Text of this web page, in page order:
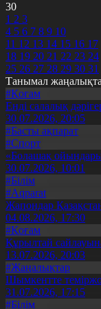
30
1 2 3
4 5 6 7 8 9 10
11 12 13 14 15 16 17
18 19 20 21 22 23 24
25 26 27 28 29 30 31
Танымал
#Қоғам
Енді салалық
30.07.2026, 20:05
#Басты ақпарат
#Спорт
«Болашақ
30.07.2026, 10:01
#Білім
#Aqparat
Жапондар
04.08.2026, 17:30
#Қоғам
Құрылтай сайлауына
13.07.2026, 20:03
#Жаңалықтар
Шымкентте
31.07.2026, 17:15
#Білім